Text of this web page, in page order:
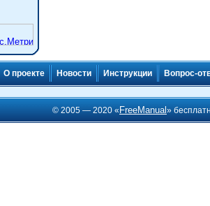
О проекте Новости Инструкции Вопрос-
© 2005 — 2020 « FreeManual»